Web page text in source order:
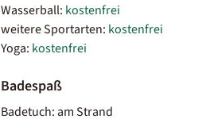
Wasserball: kostenfrei
weitere Sportarten: kostenfrei
Yoga: kostenfrei
Badespaß
Badetuch: am Strand